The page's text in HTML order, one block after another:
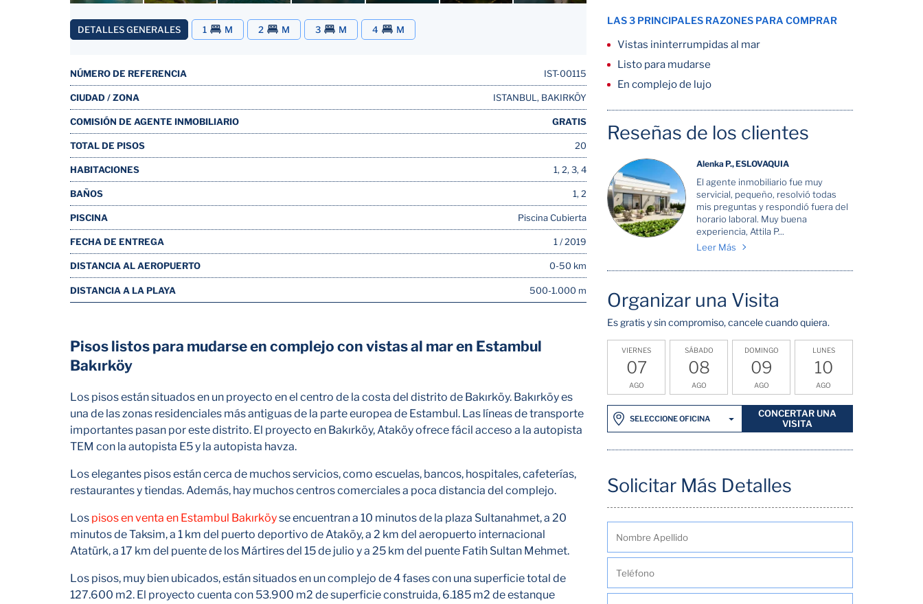
DETALLES GENERALES 1 M 2 M 3 M 4 M
NÚMERO DE REFERENCIA IST-00115
CIUDAD / ZONA ISTANBUL, BAKIRKÖY
COMISIÓN DE AGENTE INMOBILIARIO GRATIS
TOTAL DE PISOS 20
HABITACIONES 1, 2, 3, 4
BAÑOS 1, 2
PISCINA Piscina Cubierta
FECHA DE ENTREGA 1 / 2019
DISTANCIA AL AEROPUERTO 0-50 km
DISTANCIA A LA PLAYA 500-1.000 m
LAS 3 PRINCIPALES RAZONES PARA COMPRAR
Vistas ininterrumpidas al mar
Listo para mudarse
En complejo de lujo
Reseñas de los clientes
Alenka P., ESLOVAQUIA
El agente inmobiliario fue muy
servicial, pequeño, resolvió todas
mis preguntas y respondió fuera del
horario laboral. Muy buena
experiencia, Attila P...
Leer Más
Organizar una Visita
Es gratis y sin compromiso, cancele cuando quiera.
VIERNES
07
AGO
SÁBADO
08
AGO
DOMINGO
09
AGO
LUNES
10
AGO
SELECCIONE OFICINA
CONCERTAR UNA
VISITA
Solicitar Más Detalles
Pisos listos para mudarse en complejo con vistas al mar en Estambul
Bakırköy
Los pisos están situados en un proyecto en el centro de la costa del distrito de Bakırköy. Bakırköy es
una de las zonas residenciales más antiguas de la parte europea de Estambul. Las líneas de transporte
importantes pasan por este distrito. El proyecto en Bakırköy, Ataköy ofrece fácil acceso a la autopista
TEM con la autopista E5 y la autopista havza.
Los elegantes pisos están cerca de muchos servicios, como escuelas, bancos, hospitales, cafeterías,
restaurantes y tiendas. Además, hay muchos centros comerciales a poca distancia del complejo.
Los pisos en venta en Estambul Bakırköyse encuentran a 10 minutos de la plaza Sultanahmet, a 20
minutos de Taksim, a 1 km del puerto deportivo de Ataköy, a 2 km del aeropuerto internacional
Atatürk, a 17 km del puente de los Mártires del 15 de julio y a 25 km del puente Fatih Sultan Mehmet.
Los pisos, muy bien ubicados, están situados en un complejo de 4 fases con una superficie total de
127.600 m2. El proyecto cuenta con 53.900 m2 de superficie construida, 6.185 m2 de estanque